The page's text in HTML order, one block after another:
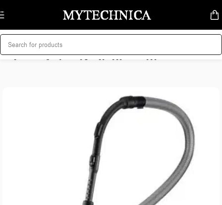
Skip to navigation
Skip to main content
მთავარი/სახლი და სისუფთავე/მტვერსასრუტები